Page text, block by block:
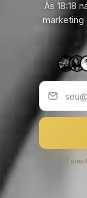
Às 18:18
marketing
1